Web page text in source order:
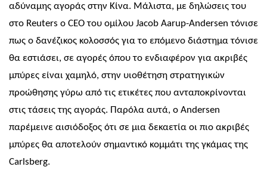
αδύναμης αγοράς στην Κίνα. Μάλιστα, με δηλώσεις του
στο Reuters ο CEOτου ομίλου Jacob Aarup-Andersenτόνισε
πως ο δανέζικος κολοσσός για το επόμενο διάστημα τόνισε
θα εστιάσει, σε αγορές όπου το ενδιαφέρον για ακριβές
μπύρες είναι χαμηλό, στην υιοθέτηση στρατηγικών
προώθησης γύρω από τις ετικέτες που ανταποκρίνονται
στις τάσεις της αγοράς. Παρόλα αυτά, ο Andersen
παρέμεινε αισιόδοξος ότι σε μια δεκαετία οι πιο ακριβές
μπύρες θα αποτελούν σημαντικό κομμάτι της γκάμας της
Carlsberg.